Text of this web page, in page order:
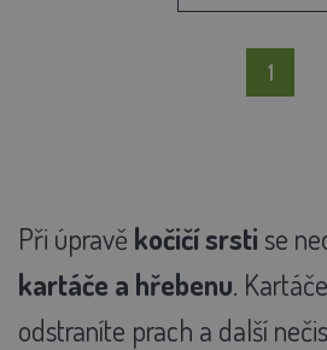
1
Při úpravě kočičí srsti se
kartáče a hřebenu.
odstraníte prach a další